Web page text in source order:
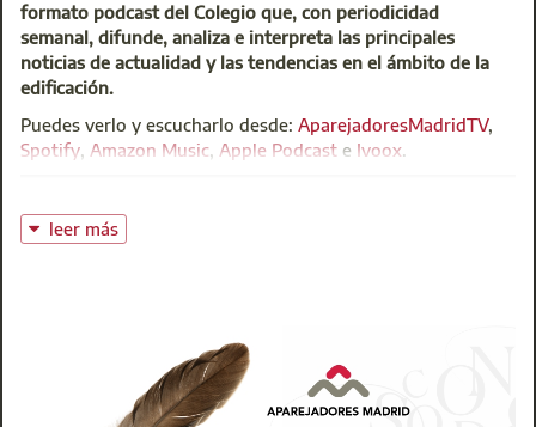
formato podcast del Colegio que, con periodicidad
semanal, difunde, analiza e interpreta las principales
noticias de actualidad y las tendencias en el ámbito de la
edificación.
Puedes verlo y escucharlo desde: AparejadoresMadridTV,
Spotify, Amazon Music, Apple Podcast e Ivoox.
leer más